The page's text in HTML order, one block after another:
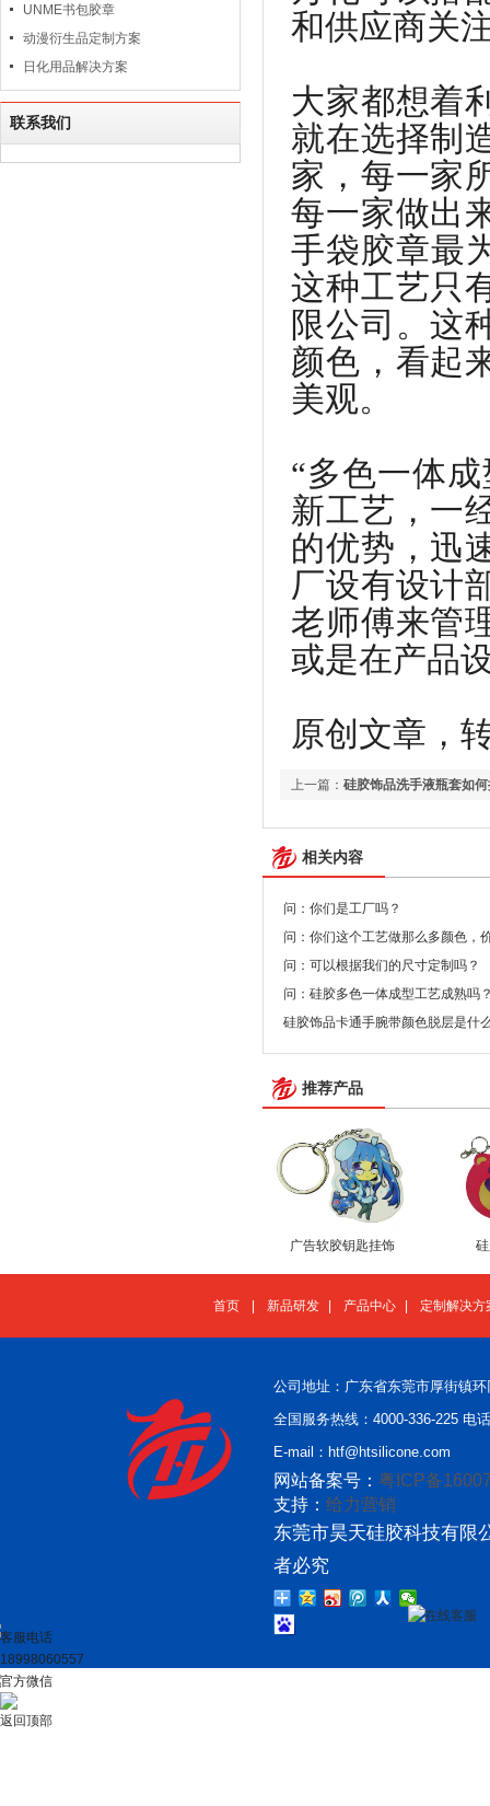
UNME书包胶章
动漫衍生品定制方案
日化用品解决方案
联系我们
和供应商关
大家都想着
就在选择制
家，每一家
每一家做出
手袋胶章最
这种工艺只
限公司。这
颜色，看起
美观。
“多色一体
新工艺，一
的优势，迅
厂设有设计
老师傅来管
或是在产品
原创文章，
上一篇： 硅胶饰品洗手液瓶套如
相关内容
问：你们是工厂吗？
问：你们这个工艺做那么多颜色，
问：可以根据我们的尺寸定制吗？
问：硅胶多色一体成型工艺成熟吗
硅胶饰品卡通手腕带颜色脱层是什
推荐产品
广告软胶钥匙挂饰
首页 新品研发 产品中心 定制解决方
公司地址：广东省东莞市厚街镇
全国服务热线：4000-336-225 电
E-mail：htf@htsilicone.com
网站备案号： 粤ICP备
支持： 给力营销
东莞市昊天硅胶科技有限
者必究
在线客服
客服电话
18998060557
官方微信
返回顶部